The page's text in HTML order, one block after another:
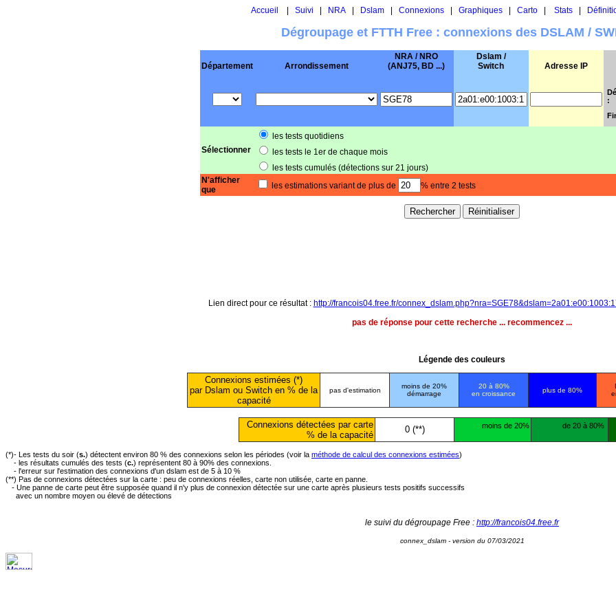
Accueil Suivi NRA| Dslam| Connexions| Graphiques| Carto| Stats|
Dégroupage et FTTH Free : connexions des DSLAM /
Département Arrondissement
NRA / NRO
(ANJ75, BD ...)
Dslam /
Switch
Adresse IP
:
Sélectionner
les tests quotidiens
les tests le 1er de chaque mois
les tests cumulés (détections sur 21 jours)
N'afficher
que
les estimations variant de plus de % entre 2 tests
Lien direct pour ce résultat : http://francois04.free.fr/
pas de réponse pour cette recherche ... recommencez ...
Légende des couleurs
Connexions estimées (*)
par Dslam ou Switch en % de la
capacité
pas d'estimation
moins de 20%
démarrage
20 à 80%
en croissance
plus de 80%
Connexions détectées par carte
% de la capacité
0 (**) moins de 20% de 20 à 80%
(*)- Les tests du soir (s.) détectent environ 80 % des connexions selon les périodes (voir la méthode de calcul des connexions estimées)
- les résultats cumulés des tests (c.) représentent 80 à 90% des connexions.
- l'erreur sur l'estimation des connexions d'un dslam est de 5 à 10 %
(**) Pas de connexions détectées sur la carte : peu de connexions réelles, carte non utilisée, carte en panne.
- Une panne de carte peut être supposée quand il n'y plus de connexion détectée sur une carte après plusieurs tests positifs successifs
avec un nombre moyen ou élevé de détections
le suivi du dégroupage Free : http://francois04.free.fr
connex_dslam - version du 07/03/2021